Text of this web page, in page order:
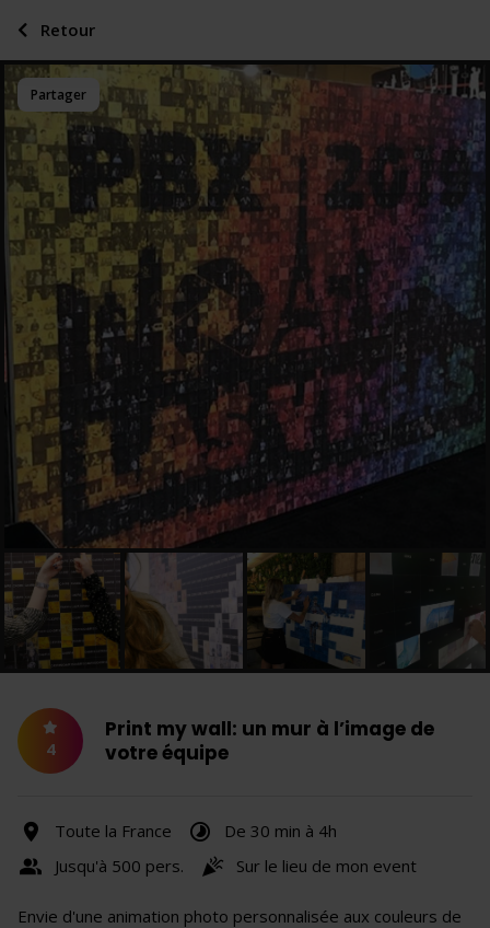
Partager
4
Print my wall: un mur à l’image de
votre équipe
Toute la France
De 30 min à 4h
Jusqu'à 500 pers.
Sur le lieu de mon event
Envie d'une animation photo personnalisée aux couleurs de
Retour